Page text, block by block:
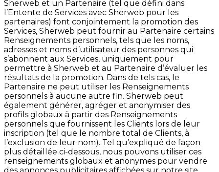
Sherweb et un Partenaire (tel que défini dans
l’Entente de Services avec Sherweb pour les
partenaires) font conjointement la promotion des
Services, Sherweb peut fournir au Partenaire certains
Renseignements personnels, tels que les noms,
adresses et noms d’utilisateur des personnes qui
s’abonnent aux Services, uniquement pour
permettre à Sherweb et au Partenaire d’évaluer les
résultats de la promotion. Dans de tels cas, le
Partenaire ne peut utiliser les Renseignements
personnels à aucune autre fin. Sherweb peut
également générer, agréger et anonymiser des
profils globaux à partir des Renseignements
personnels que fournissent les Clients lors de leur
inscription (tel que le nombre total de Clients, à
l’exclusion de leur nom). Tel qu’expliqué de façon
plus détaillée ci-dessous, nous pouvons utiliser ces
renseignements globaux et anonymes pour vendre